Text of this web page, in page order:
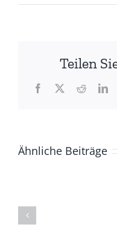
Teilen
Facebook
X Reddit
Ähnliche Beiträge